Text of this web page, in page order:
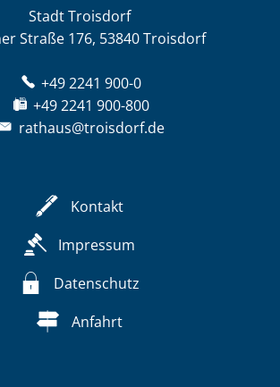
Stadt Troisdorf
Straße 176, 53840 Troisdorf
+49 2241 900-0
+49 2241 900-800
rathaus@troisdorf.de
Kontakt
Impressum
Datenschutz
Anfahrt